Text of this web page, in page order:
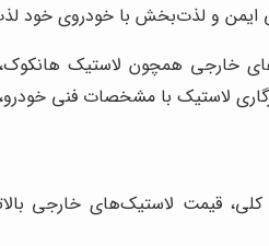
ایمن و لذت‌بخش با خودروی خود
خارجی همچون لاستیک
لاستیک با مشخصات فنی
قیمت لاستیک‌های خارجی